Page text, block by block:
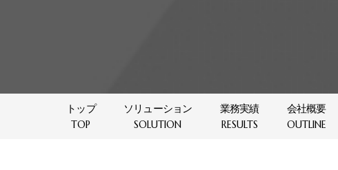
トップ
TOP
ソリューション
SOLUTION
業務実績
RESULTS
会社概要
OUTLINE